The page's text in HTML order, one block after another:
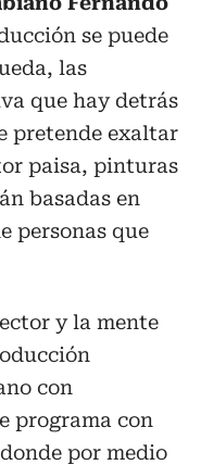
se puede
las
que hay detrás
pretende exaltar
paisa, pinturas
basadas en
personas que
y la mente
con
programa con
por medio